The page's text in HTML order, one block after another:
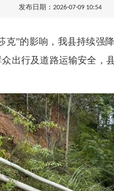
发布日期：2026-07-09 10:54
克”的影响，我县持续强
出行及道路运输安全，